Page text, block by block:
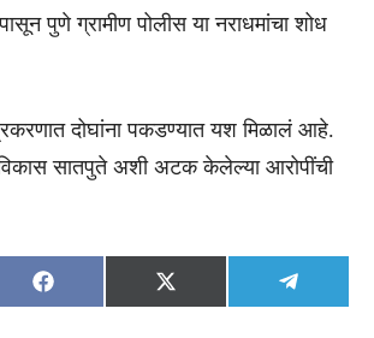
पुणे ग्रामीण पोलीस या नराधमांचा शोध
दोघांना पकडण्यात यश मिळालं आहे.
सातपुते अशी अटक केलेल्या आरोपींची
Share
on
Facebook
Share
on
X
(Twitter)
Share
on